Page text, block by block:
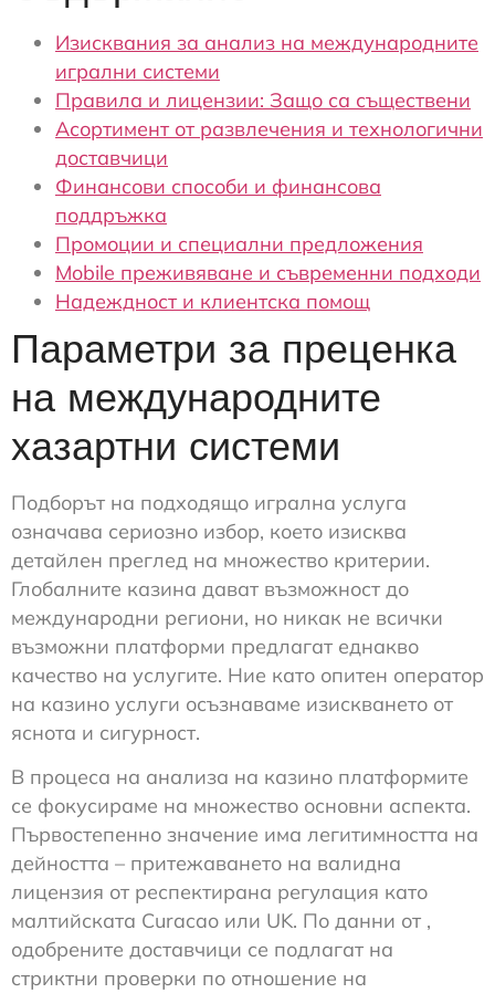
Изисквания за анализ на международните
игрални системи
Правила и лицензии: Защо са съществени
Асортимент от развлечения и технологични
доставчици
Финансови способи и финансова
поддръжка
Промоции и специални предложения
Mobile преживяване и съвременни подходи
Надеждност и клиентска помощ
Параметри за преценка
на международните
хазартни системи
Подборът на подходящо игрална услуга
означава сериозно избор, което изисква
детайлен преглед на множество критерии.
Глобалните казина дават възможност до
международни региони, но никак не всички
възможни платформи предлагат еднакво
качество на услугите. Ние като опитен оператор
на казино услуги осъзнаваме изискването от
яснота и сигурност.
В процеса на анализа на казино платформите
се фокусираме на множество основни аспекта.
Първостепенно значение има легитимността на
дейността – притежаването на валидна
лицензия от респектирана регулация като
малтийската Curacao или UK. По данни от ,
одобрените доставчици се подлагат на
стриктни проверки по отношение на